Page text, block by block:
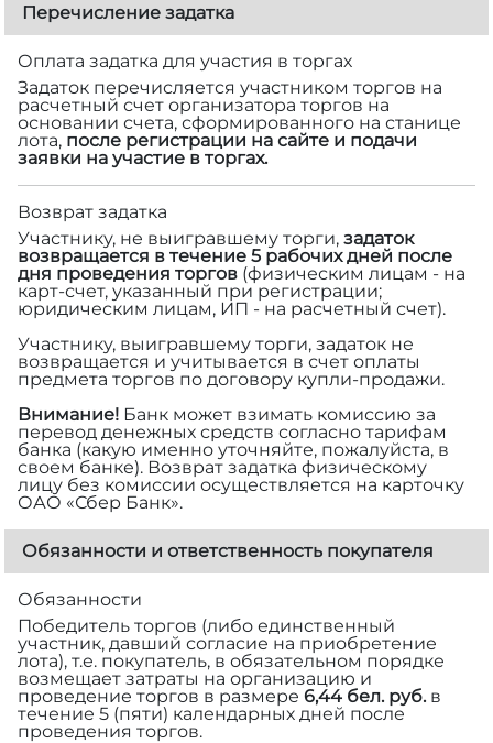
Перечисление задатка
Оплата задатка для участия в торгах
Задаток перечисляется участником торгов на
расчетный счет организатора торгов на
основании счета, сформированного на станице
лота, после регистрации на сайте и подачи
заявки на участие в торгах.
Возврат задатка
Участнику, не выигравшему торги, задаток
возвращается в течение 5 рабочих дней после
дня проведения торгов (физическим лицам - на
карт-счет, указанный при регистрации;
юридическим лицам, ИП - на расчетный счет).
Участнику, выигравшему торги, задаток не
возвращается и учитывается в счет оплаты
предмета торгов по договору купли-продажи.
Внимание! Банк может взимать комиссию за
перевод денежных средств согласно тарифам
банка (какую именно уточняйте, пожалуйста, в
своем банке). Возврат задатка физическому
лицу без комиссии осуществляется на карточку
ОАО «Сбер Банк».
Обязанности и ответственность покупателя
Обязанности
Победитель торгов (либо единственный
участник, давший согласие на приобретение
лота), т.е. покупатель, в обязательном порядке
возмещает затраты на организацию и
проведение торгов в размере 6,44 бел. руб.в
течение 5 (пяти) календарных дней после
проведения торгов.